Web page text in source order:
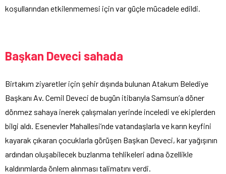
koşullarından etkilenmemesi için var güçle mücadele edildi.
Başkan Deveci sahada
Birtakım ziyaretler için şehir dışında bulunan Atakum Belediye
Başkanı Av. Cemil Deveci de bugün itibarıyla Samsun’a döner
dönmez sahaya inerek çalışmaları yerinde inceledi ve ekiplerden
bilgi aldı. Esenevler Mahallesi’nde vatandaşlarla ve karın keyfini
kayarak çıkaran çocuklarla görüşen Başkan Deveci, kar yağışının
ardından oluşabilecek buzlanma tehlikeleri adına özellikle
kaldırımlarda önlem alınması talimatını verdi.